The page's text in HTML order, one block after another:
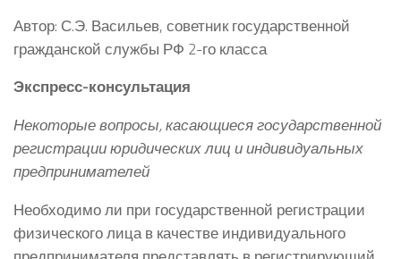
Автор: С.Э. Васильев, советник государственной
гражданской службы РФ 2-го класса
Экспресс-консультация
Некоторые вопросы, касающиеся государственной
регистрации юридических лиц и индивидуальных
предпринимателей
Необходимо ли при государственной регистрации
физического лица в качестве индивидуального